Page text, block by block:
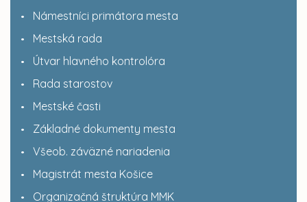
Námestníci primátora mesta
Mestská rada
Útvar hlavného kontrolóra
Rada starostov
Mestské časti
Základné dokumenty mesta
Všeob. záväzné nariadenia
Magistrát mesta Košice
Organizačná štruktúra MMK